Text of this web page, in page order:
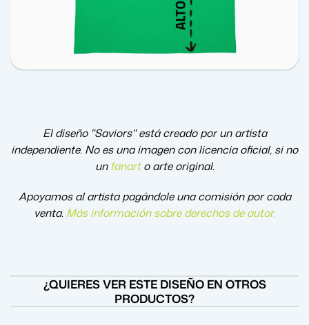
El diseño "Saviors" está creado por un artista
independiente. No es una imagen con licencia oficial, si no
unfanart o arte original.
Apoyamos al artista pagándole una comisión por cada
venta. Más información sobre derechos de autor.
¿QUIERES VER ESTE DISEÑO EN OTROS
PRODUCTOS?